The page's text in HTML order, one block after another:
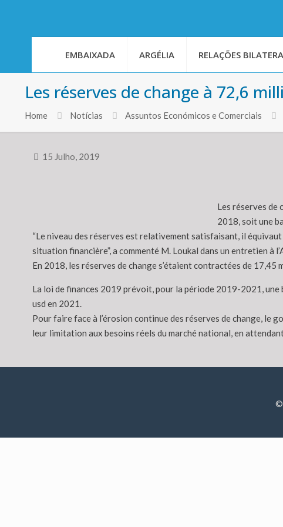
EMBAIXADA ARGÉLIA RELAÇÕES
Les réserves de change à 72,6
Home Notícias Assuntos Económicos e Comerciais
15 Julho, 2019
Les réserves de
2018, soit une
“Le niveau des réserves est relativement satisfaisant, il
situation financière”, a commenté M. Loukal dans un entretien à
En 2018, les réserves de change s’étaient contractées de 17,45
La loi de finances 2019 prévoit, pour la période 2019-2021,
usd en 2021.
Pour faire face à l’érosion continue des réserves de change, le
leur limitation aux besoins réels du marché national, en
©